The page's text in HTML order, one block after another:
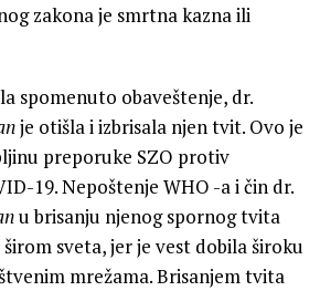
zakona je smrtna kazna ili
spomenuto obaveštenje, dr.
je otišla i izbrisala njen tvit. Ovo je
preporuke SZO protiv
19. Nepoštenje WHO -a i čin dr.
u brisanju njenog spornog tvita
sveta, jer je vest dobila široku
mrežama. Brisanjem tvita